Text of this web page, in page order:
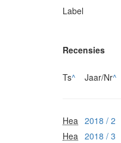
Label
Recensies
Ts^ Jaar/Nr^
Hea 2018 / 2
Hea 2018 / 3